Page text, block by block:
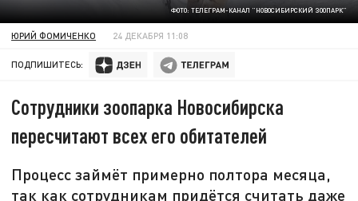
ФОТО: ТЕЛЕГРАМ-КАНАЛ "НОВОСИБИРСКИЙ ЗООПАРК"
ЮРИЙ ФОМИЧЕНКО 24 ДЕКАБРЯ 11:08
ПОДПИШИТЕСЬ:
Сотрудники зоопарка Новосибирска
пересчитают всех его обитателей
Процесс займёт примерно полтора месяца,
так как сотрудникам придётся считать даже